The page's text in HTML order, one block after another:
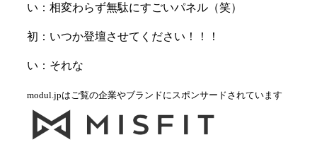
い：相変わらず無駄にすごいパネル（笑）
初：いつか登壇させてください！！！
い：それな
modul.jpはご覧の企業やブランドにスポンサードされています